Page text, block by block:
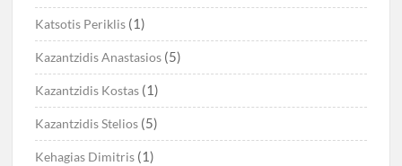
Katsotis Periklis (1)
Kazantzidis Anastasios (5)
Kazantzidis Kostas (1)
Kazantzidis Stelios (5)
Kehagias Dimitris (1)